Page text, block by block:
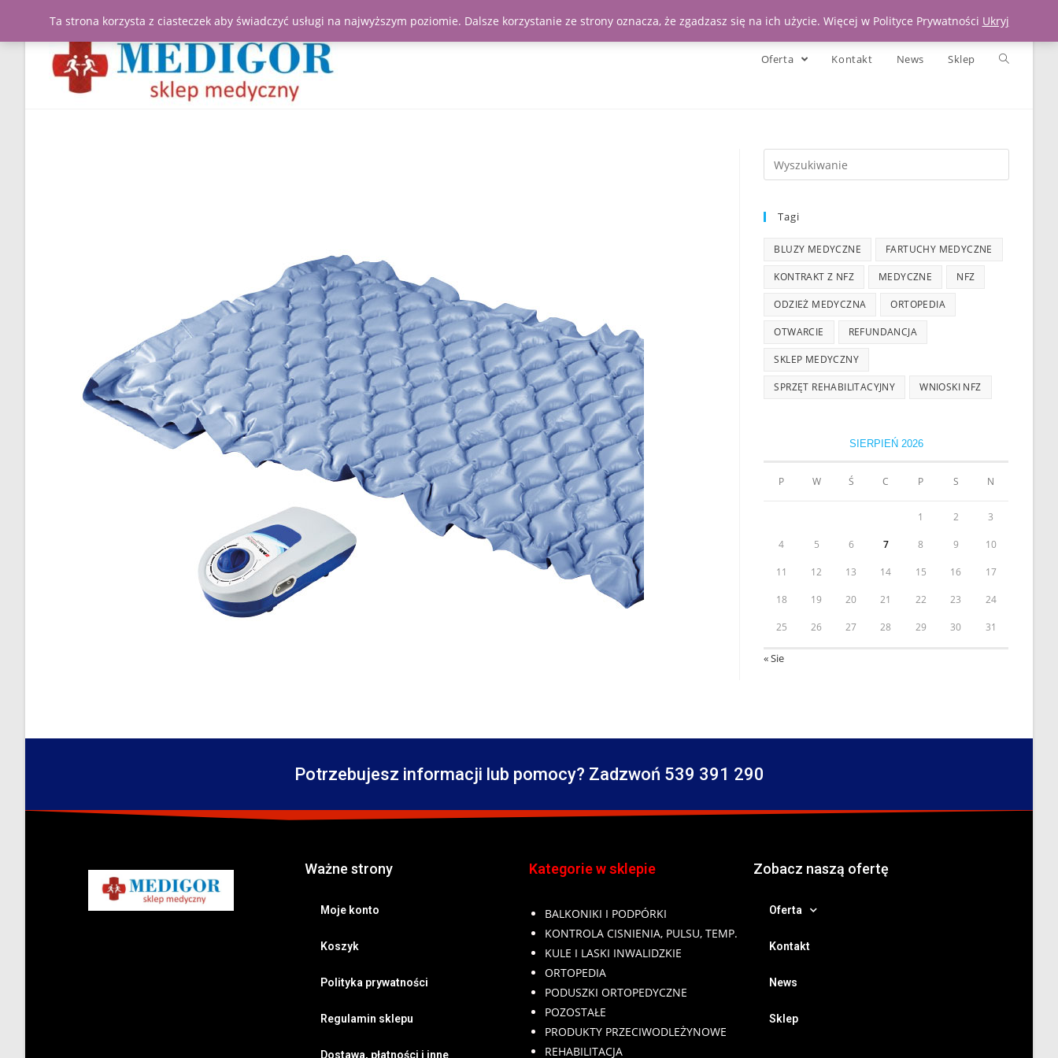
Moje konto Koszyk Zadzwoń 539 391 290
Oferta Kontakt News Sklep
Tagi
BLUZY MEDYCZNE FARTUCHY MEDYCZNE
KONTRAKT Z NFZ MEDYCZNE NFZ
ODZIEŻ MEDYCZNA ORTOPEDIA
OTWARCIE REFUNDANCJA
SKLEP MEDYCZNY
SPRZĘT REHABILITACYJNY WNIOSKI NFZ
SIERPIEŃ 2026
P W Ś C P S N
1 2 3
4 5 6 7 8 9 10
11 12 13 14 15 16 17
18 19 20 21 22 23 24
25 26 27 28 29 30 31
« Sie
Potrzebujesz informacji lub pomocy? Zadzwoń 539 391 290
Ważne strony
Moje konto
Koszyk
Polityka prywatności
Regulamin sklepu
Dostawa, płatności i inne
Kategorie w sklepie
BALKONIKI I PODPÓRKI
KONTROLA CISNIENIA, PULSU, TEMP.
KULE I LASKI INWALIDZKIE
ORTOPEDIA
PODUSZKI ORTOPEDYCZNE
POZOSTAŁE
PRODUKTY PRZECIWODLEŻYNOWE
REHABILITACJA
Zobacz naszą ofertę
Oferta
Kontakt
News
Sklep
Ta strona korzysta z ciasteczek aby świadczyć usługi na najwyższym poziomie. Dalsze korzystanie ze strony oznacza, że zgadzasz się na ich użycie. Więcej w Polityce Prywatności Ukryj